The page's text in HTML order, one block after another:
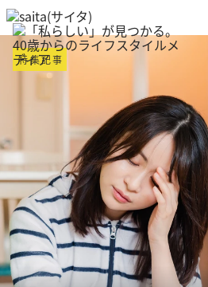
特集記事